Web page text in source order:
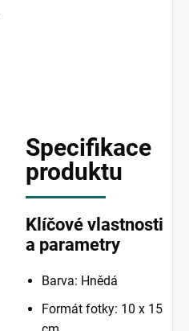
Specifikace
produktu
Klíčové vlastnosti
a parametry
Barva: Hnědá
Formát fotky: 10 x 15